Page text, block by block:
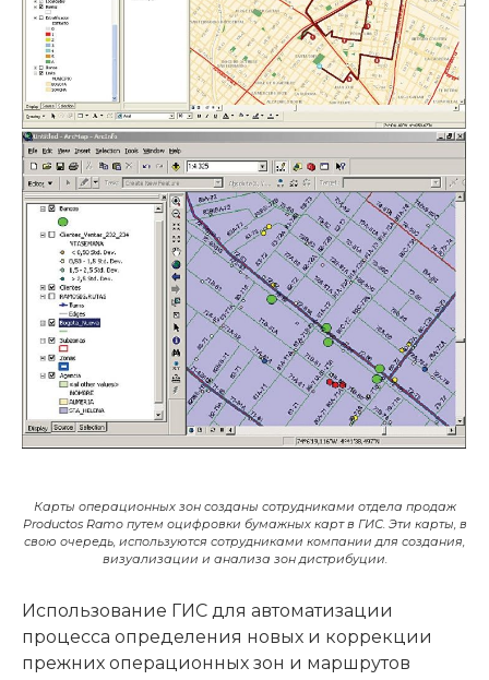
Карты операционных зон созданы сотрудниками отдела продаж
Productos Ramo путем оцифровки бумажных карт в ГИС. Эти карты, в
свою очередь, используются сотрудниками компании для создания,
визуализации и анализа зон дистрибуции.
Использование ГИС для автоматизации
процесса определения новых и коррекции
прежних операционных зон и маршрутов